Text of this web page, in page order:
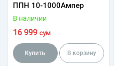
ППН 10-1000Ампер
В наличии
16 999 сум
Купить В корзину